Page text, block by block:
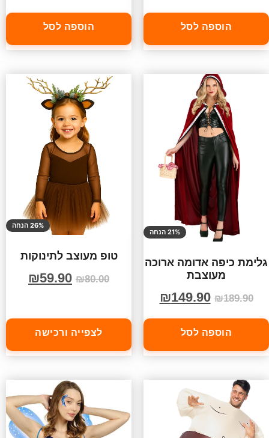
הוספה לסל הוספה לסל
21% הנחה
גלימת כיפה אדומה ארוכה
מעוצבת
₪189.90
₪149.90
הוספה לסל
26% הנחה
טופ מעוצב לתינוקות
₪80.00
₪59.90
לצפייה ורכישה